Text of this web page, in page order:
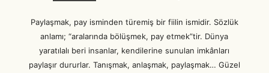
Paylaşmak, pay isminden türemiş bir fiilin ismidir. Sözlük
anlamı; “aralarında bölüşmek, pay etmek”tir. Dünya
yaratılalı beri insanlar, kendilerine sunulan imkânları
paylaşır dururlar. Tanışmak, anlaşmak, paylaşmak… Güzel